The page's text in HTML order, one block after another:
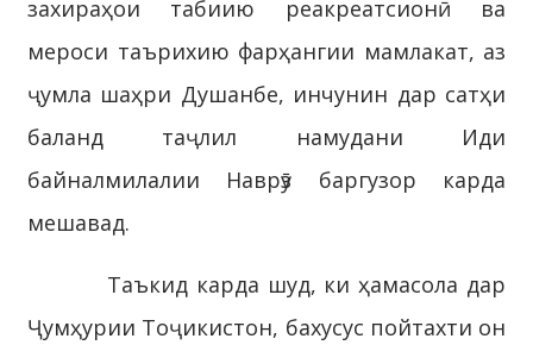
захираҳои табиию реакреатсионӣ ва
мероси таърихию фарҳангии мамлакат, аз
ҷумла шаҳри Душанбе, инчунин дар сатҳи
баланд таҷлил намудани Иди
байналмилалии Наврӯз баргузор карда
мешавад.
Таъкид карда шуд, ки ҳамасола дар
Ҷумҳурии Тоҷикистон, бахусус пойтахти он